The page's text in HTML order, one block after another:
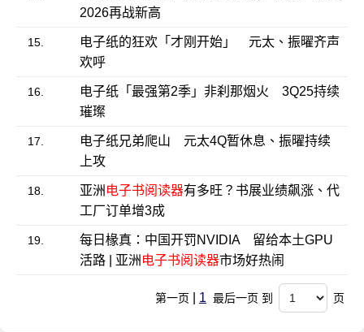
2026再战新高
15.
电子纸的狂欢「才刚开始」 元太、振曜齐声
欢呼
16.
电子纸「最强第2季」非刹那烟火 3Q25持续
璀璨
17.
电子纸兄弟爬山 元太4Q暂休息、振曜持续
上攻
18. 亚洲 电子书阅读器有多旺？书展业绩飙涨、代
工厂订单增3成
19.
每日椽真：中国开罚NVIDIA 留给本土GPU
活路 | 亚洲 电子书阅读器市场好热闹
第一页 1 最后一页 到 页